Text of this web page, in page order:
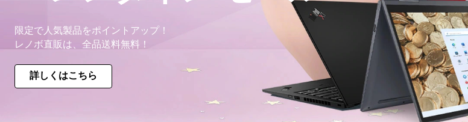
限定で人気製品をポイントアップ！
レノボ直販は、全品送料無料！
詳しくはこちら